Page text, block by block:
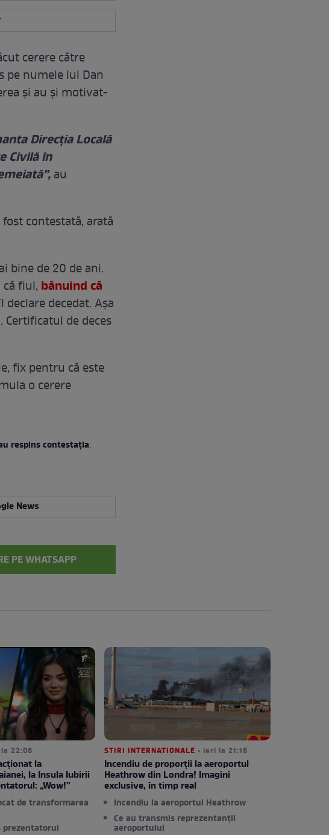
cerere către
pe numele lui Dan
și au și motivat-
Direcția Locală
Civilă în
au
contestată, arată
bine de 20 de ani.
fiul, bănuind că
decedat. Așa
de deces
fix pentru că este
o cerere
respins contestația:
News
PE WHATSAPP
22:06
la
la Insula Iubirii
„Wow!”
de transformarea
prezentatorul
STIRI INTERNATIONALE • ieri la 21:16
Incendiu de proporții la aeroportul
Heathrow din Londra! Imagini
exclusive, în timp real
Incendiu la aeroportul Heathrow
Ce au transmis reprezentanții
aeroportului